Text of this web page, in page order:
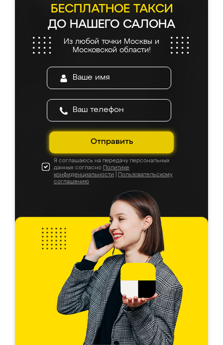
БЕСПЛАТНОЕ ТАКСИ
ДО НАШЕГО САЛОНА
Из любой точки Москвы и
Московской области!
Отправить
Я соглашаюсь на передачу персональных
данных согласно Политике
конфиденциальности
Пользовательскому
соглашению